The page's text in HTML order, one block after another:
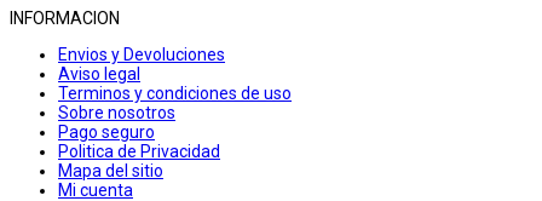
INFORMACION
Envios y Devoluciones
Aviso legal
Terminos y condiciones de uso
Sobre nosotros
Pago seguro
Politica de Privacidad
Mapa del sitio
Mi cuenta